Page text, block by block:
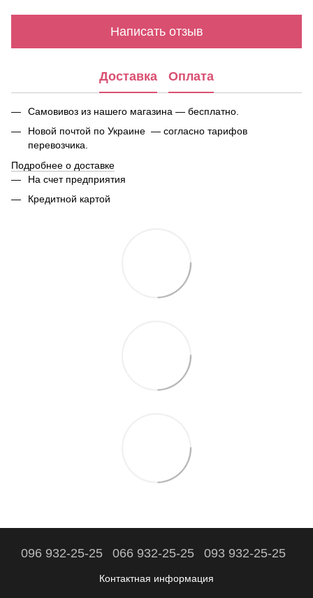
Написать отзыв
Доставка Оплата
Самовивоз из нашего магазина — бесплатно.
Новой почтой по Украине — согласно тарифов
перевозчика.
Подробнее о доставке
На счет предприятия
Кредитной картой
096 932-25-25 066 932-25-25 093 932-25-25
Контактная информация